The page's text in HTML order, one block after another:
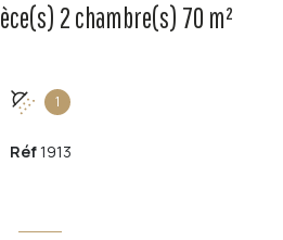
Appartement 4 pièce(s) 2 chambre(s) 70 m²
1
Réf1913